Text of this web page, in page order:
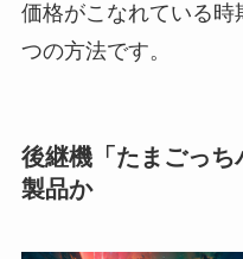
価格がこなれている
つの方法です。
後継機「たまごっ
製品か